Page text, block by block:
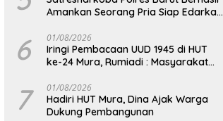
Amankan Seorang Pria Siap Edarkan
Gram
6 01/08/2026
Iringi Pembacaan UUD 1945 di HUT
ke-24 Mura, Rumiadi : Masyarakat
yang Lebih Besar
7 01/08/2026
Hadiri HUT Mura, Dina Ajak Warga
Dukung Pembangunan